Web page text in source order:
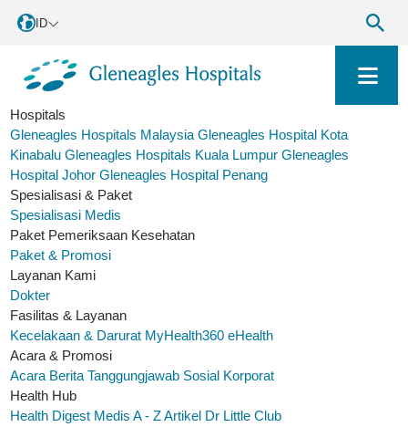
ID
Hospitals
Gleneagles Hospitals Malaysia Gleneagles Hospital Kota
Kinabalu Gleneagles Hospitals Kuala Lumpur Gleneagles
Hospital Johor Gleneagles Hospital Penang
Spesialisasi & Paket
Spesialisasi Medis
Paket Pemeriksaan Kesehatan
Paket & Promosi
Layanan Kami
Dokter
Fasilitas & Layanan
Kecelakaan & Darurat MyHealth360 eHealth
Acara & Promosi
Acara Berita Tanggungjawab Sosial Korporat
Health Hub
Health Digest Medis A - ZArtikel Dr Little Club